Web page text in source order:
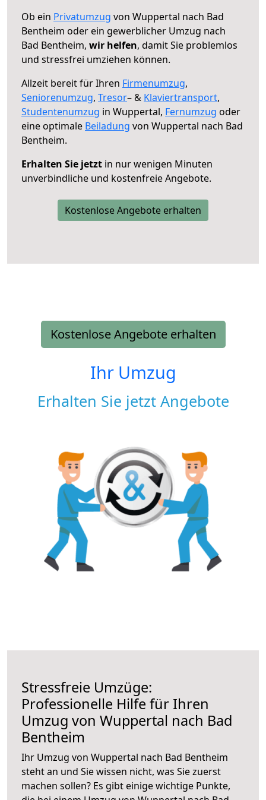
Ob ein Privatumzug von Wuppertal nach Bad
Bentheim oder ein gewerblicher Umzug nach
Bad Bentheim, wir helfen, damit Sie problemlos
und stressfrei umziehen können.
Allzeit bereit für Ihren Firmenumzug,
Seniorenumzug, Tresor– & Klaviertransport,
Studentenumzug in Wuppertal, Fernumzug oder
eine optimale Beiladung von Wuppertal nach Bad
Bentheim.
Erhalten Sie jetzt in nur wenigen Minuten
unverbindliche und kostenfreie Angebote.
Kostenlose Angebote erhalten
Kostenlose Angebote erhalten
Ihr Umzug
Erhalten Sie jetzt Angebote
Stressfreie Umzüge:
Professionelle Hilfe für Ihren
Umzug von Wuppertal nach Bad
Bentheim
Ihr Umzug von Wuppertal nach Bad Bentheim
steht an und Sie wissen nicht, was Sie zuerst
machen sollen? Es gibt einige wichtige Punkte,